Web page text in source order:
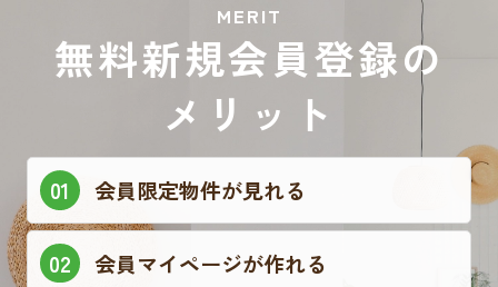
MERIT
無料新規会員登録の
メリット
会員限定物件が見れる
会員マイページが作れる